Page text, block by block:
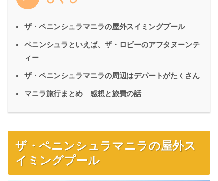
ザ・ペニンシュラマニラの屋外スイミングプール
ペニンシュラといえば、ザ・ロビーのアフタヌーンテ
ィー
ザ・ペニンシュラマニラの周辺はデパートがたくさん
マニラ旅行まとめ 感想と旅費の話
ザ・ペニンシュラマニラの屋外ス
イミングプール